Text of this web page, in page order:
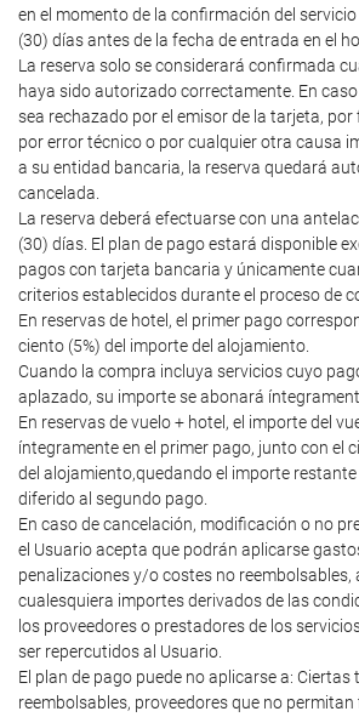
en el momento de la confirmación del
(30) días antes de la fecha de entrada en el
La reserva solo se considerará confirmada
haya sido autorizado correctamente. En
sea rechazado por el emisor de la tarjeta,
por error técnico o por cualquier otra causa
a su entidad bancaria, la reserva quedará
cancelada.
La reserva deberá efectuarse con una
(30) días. El plan de pago estará disponible
pagos con tarjeta bancaria y únicamente
criterios establecidos durante el proceso de
En reservas de hotel, el primer pago
ciento (5%) del importe del alojamiento.
Cuando la compra incluya servicios cuyo
aplazado, su importe se abonará
En reservas de vuelo + hotel, el importe del
íntegramente en el primer pago, junto con el
del alojamiento,quedando el importe
diferido al segundo pago.
En caso de cancelación, modificación o no
el Usuario acepta que podrán aplicarse
penalizaciones y/o costes no reembolsables,
cualesquiera importes derivados de las
los proveedores o prestadores de los
ser repercutidos al Usuario.
El plan de pago puede no aplicarse a: Ciertas
reembolsables, proveedores que no